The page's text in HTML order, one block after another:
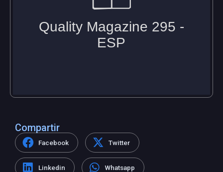
Compartir
Facebook Twitter
Linkedin Whatsapp